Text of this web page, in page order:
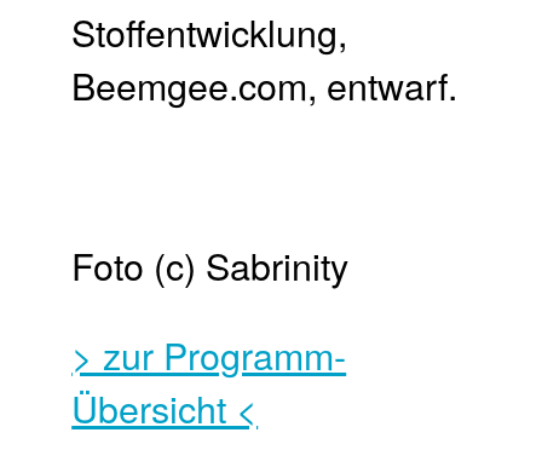
Stoffentwicklung,
Beemgee.com, entwarf.
Foto (c) Sabrinity
> zur Programm-
Übersicht <